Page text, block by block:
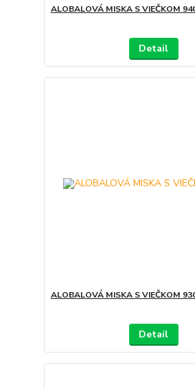
ALOBALOVÁ MISKA S VIEČKOM
Detail
ALOBALOVÁ MISKA S VIEČKOM
Detail